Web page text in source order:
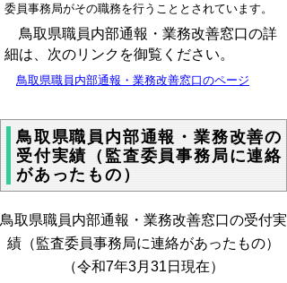
委員事務局がその職務を行うこととされています。
鳥取県職員内部通報・業務改善窓口の詳
細は、次のリンクを御覧ください。
鳥取県職員内部通報・業務改善窓口のページ
鳥取県職員内部通報・業務改善の
受付実績（監査委員事務局に連絡
があったもの）
鳥取県職員内部通報・業務改善窓口の受付実
績（監査委員事務局に連絡があったもの）
（令和7年3月31日現在）